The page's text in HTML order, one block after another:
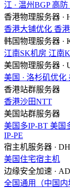
江 · 温州BGP 高防
香港物理服务器 ·
香港大铺优化 香
韩国物理服务器 ·
江南SK机房 江南
美国物理服务器 ·
美国 · 洛杉矶优化
香港站群服务器
香港沙田NTT
美国站群服务器
美国多IP-BT 美国
IP-PE
宿主机服务器 ·
美国住宅宿主机
边缘安全加速 ·
全国通用（中国内